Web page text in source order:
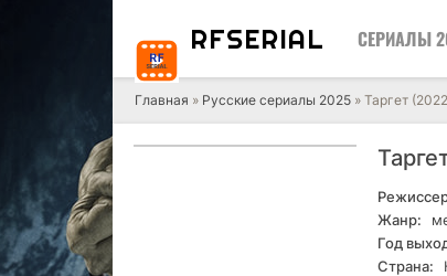
RFSERIAL СЕРИАЛЫ
Главная » Русские сериалы 2025 » Таргет
Жанр:
Год
Страна: